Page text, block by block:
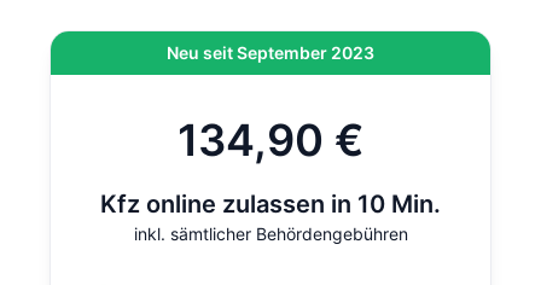
Neu seit September 2023
134,90 €
Kfz online zulassen in 10 Min.
inkl. sämtlicher Behördengebühren